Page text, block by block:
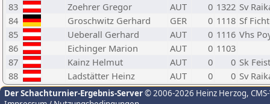
83
Zoehrer Gregor AUT 0 1322 Sv
84
Groschwitz Gerhard GER 0 1118 Sf
85
Ueberall Gerhard AUT 0 1116 Vhs
86
Eichinger Marion AUT 0 1103
87
Kainz Helmut AUT 0 0 Sk
88
Ladstätter Heinz AUT 0 0 Sv
Der Schachturnier-Ergebnis-Server© 2006-2026 Heinz Herzog,